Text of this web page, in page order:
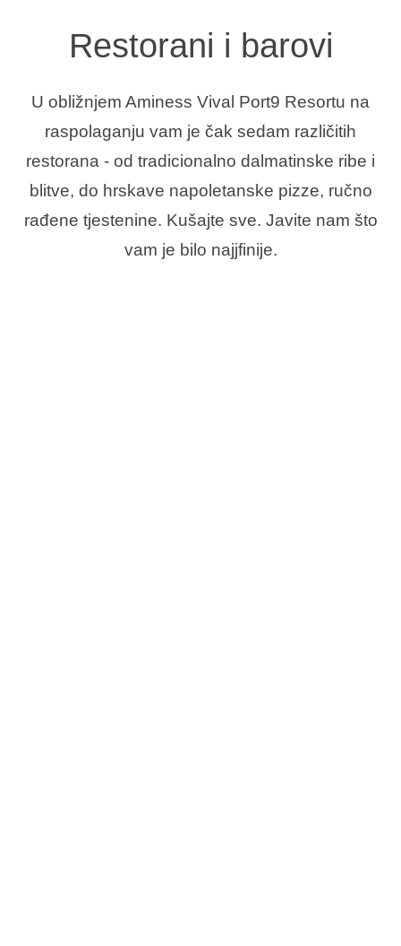
BlogoviRestorani i barovi
U obližnjem Aminess Vival Port9 Resortu na
raspolaganju vam je čak sedam različitih
restorana - od tradicionalno dalmatinske ribe i
blitve, do hrskave napoletanske pizze, ručno
rađene tjestenine. Kušajte sve. Javite nam što
vam je bilo najjfinije.